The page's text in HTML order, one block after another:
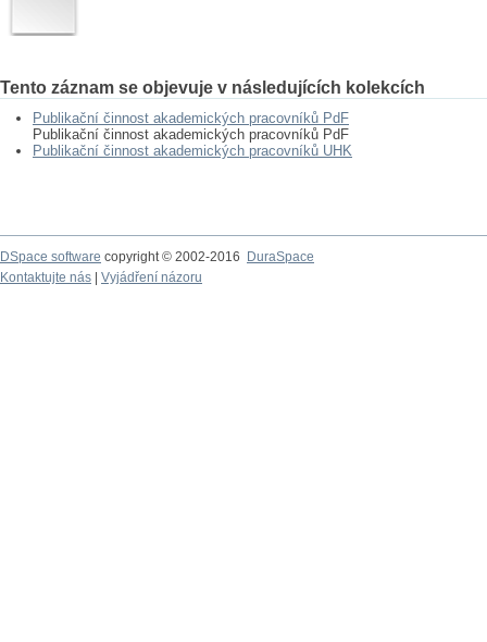
Tento záznam se objevuje v následujících kolekcích
Publikační činnost akademických pracovníků PdF
Publikační činnost akademických pracovníků PdF
Publikační činnost akademických pracovníků UHK
DSpace software copyright © 2002-2016
DuraSpace
Kontaktujte nás
Vyjádření názoru